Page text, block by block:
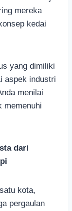
mereka
kedai
yang dimiliki
aspek industri
menilai
memenuhi
dari
kota,
pergaulan